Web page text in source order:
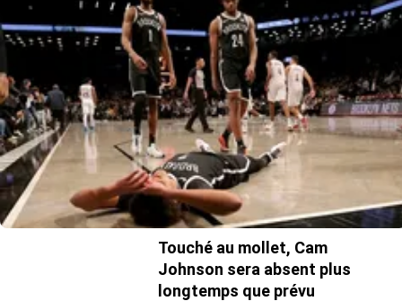
Touché au mollet, Cam
Johnson sera absent plus
longtemps que prévu